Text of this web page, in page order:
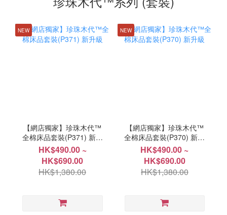
NEW
【網店獨家】珍珠木代™
全棉床品套裝(P371) 新升
級
HK$490.00 ~
HK$690.00
HK$1,380.00
NEW
【網店獨家】珍珠木代™
全棉床品套裝(P370) 新升
級
HK$490.00 ~
HK$690.00
HK$1,380.00